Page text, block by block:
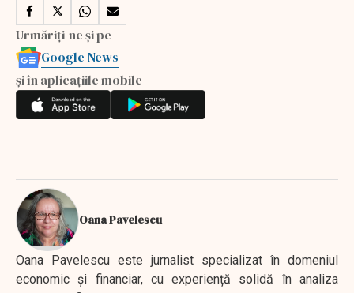
Urmăriți-ne și pe
Google News
și în aplicațiile mobile
Oana Pavelescu
Oana Pavelescu este jurnalist specializat în domeniul
economic și financiar, cu experiență solidă în analiza